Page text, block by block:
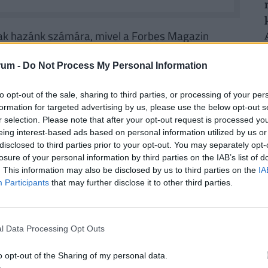
- Do Not Process My Personal Information
opt-out of the sale, sharing to third parties, or processing of your
for targeted advertising by us, please use the below opt-out
selection. Please note that after your opt-out request is processed
interest-based ads based on personal information utilized by us
to third parties prior to your opt-out. You may separately
of your personal information by third parties on the IAB’s list of
This information may also be disclosed by us to third parties on the
Participants that may further disclose it to other third parties.
Data Processing Opt Outs
opt-out of the Sharing of my personal data.
hazánk számára, mivel a Forbes Magazin
az olvasóközönsége.
áruházakban: erről minden vásárlónak